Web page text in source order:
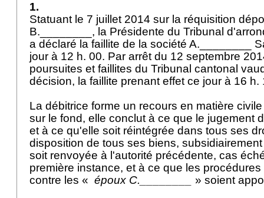
1.
Statuant le 7 juillet 2014 sur la réquisition
B.________, la Présidente du Tribunal
a déclaré la faillite de la société A.________
jour à 12 h. 00. Par arrêt du 12 septembre
poursuites et faillites du Tribunal cantonal
décision, la faillite prenant effet ce jour à 16
La débitrice forme un recours en matière
sur le fond, elle conclut à ce que le jugement
et à ce qu'elle soit réintégrée dans tous ses
disposition de tous ses biens,
soit renvoyée à l'autorité précédente, cas
première instance, et à ce que les
contre les « époux C.________
» soient